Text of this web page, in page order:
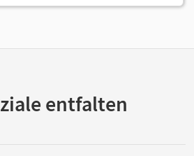
entfalten